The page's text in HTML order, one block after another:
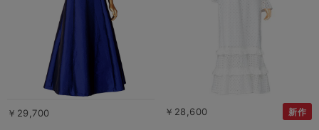
￥29,700 ￥28,600 新作